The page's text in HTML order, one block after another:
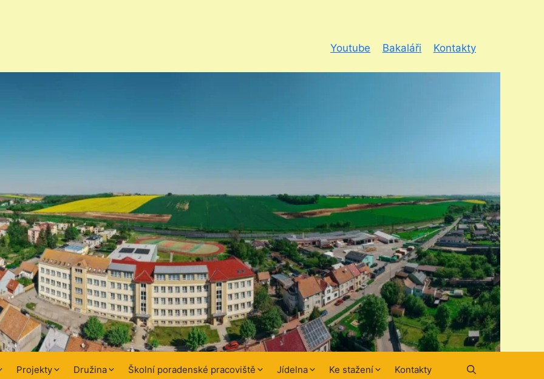
Youtube
Bakaláři Kontakty
Projekty Družina Školní poradenské pracoviště Jídelna Ke stažení Kontakty